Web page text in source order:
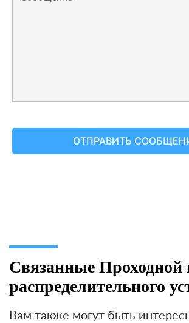
Связанные Проходной
распределительного
Вам также могут быть